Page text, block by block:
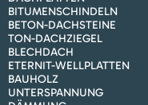
BITUMENSCHINDELN
BETON-DACHSTEINE
TON-DACHZIEGEL
BLECHDACH
ETERNIT-WELLPLATTEN
BAUHOLZ
UNTERSPANNUNG